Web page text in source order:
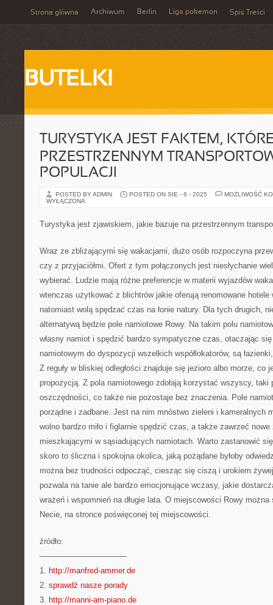
Strona główna Archiwum Berlin Liga pokemon Spis Treści
BUTELKI
TURYSTYKA JEST FAKTEM,
PRZESTRZENNYM
POPULACJI
POSTED BY ADMIN POSTED ON SIE - 6 - 2025
MOŻLIWOŚĆ
WYŁĄCZONA
Turystyka jest zjawiskiem, jakie bazuje na przestrzennym
Wraz ze zbliżającymi się wakacjami, dużo osób rozpoczyna
czy z przyjaciółmi. Ofert z tym połączonych jest niesłychanie
wybierać. Ludzie mają różne preferencje w materii wyjazdów
wtenczas użytkować z blichtrów jakie oferują renomowane
natomiast wolą spędzać czas na łonie natury. Dla tych drugich,
alternatywą będzie pole namiotowe Rowy. Na takim polu
własny namiot i spędzić bardzo sympatyczne czas, otaczając
namiotowym do dyspozycji wszelkich współlokatorów, są
Z reguły w bliskiej odległości znajduje się jezioro albo morze, co
propozycją. Z pola namiotowego zdołają korzystać wszyscy, taki
oszczędności, co także nie pozostaje bez znaczenia. Pole
porządne i zadbane. Jest na nim mnóstwo zieleni i kameralnych
wolno bardzo miło i figlarnie spędzić czas, a także zawrzeć
mieszkającymi w sąsiadujących namiotach. Warto zastanowić
skoro to śliczna i spokojna okolica, jaką pożądane byłoby
można bez trudności odpocząć, ciesząc się ciszą i urokiem
pozwala na tanie ale bardzo emocjonujące wczasy, jakie
wrażeń i wspomnień na długie lata. O miejscowości Rowy
Necie, na stronce poświęconej tej miejscowości.
źródło:
———————————
1. http://manfred-ammer.de
2. sprawdź nasze porady
3. http://manni-am-piano.de